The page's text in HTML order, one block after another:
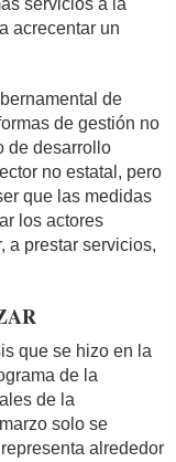
servicios a la
acrecentar un
de
de gestión no
de desarrollo
no estatal, pero
que las medidas
los actores
a prestar servicios,
que se hizo en la
de la
de la
solo se
alrededor